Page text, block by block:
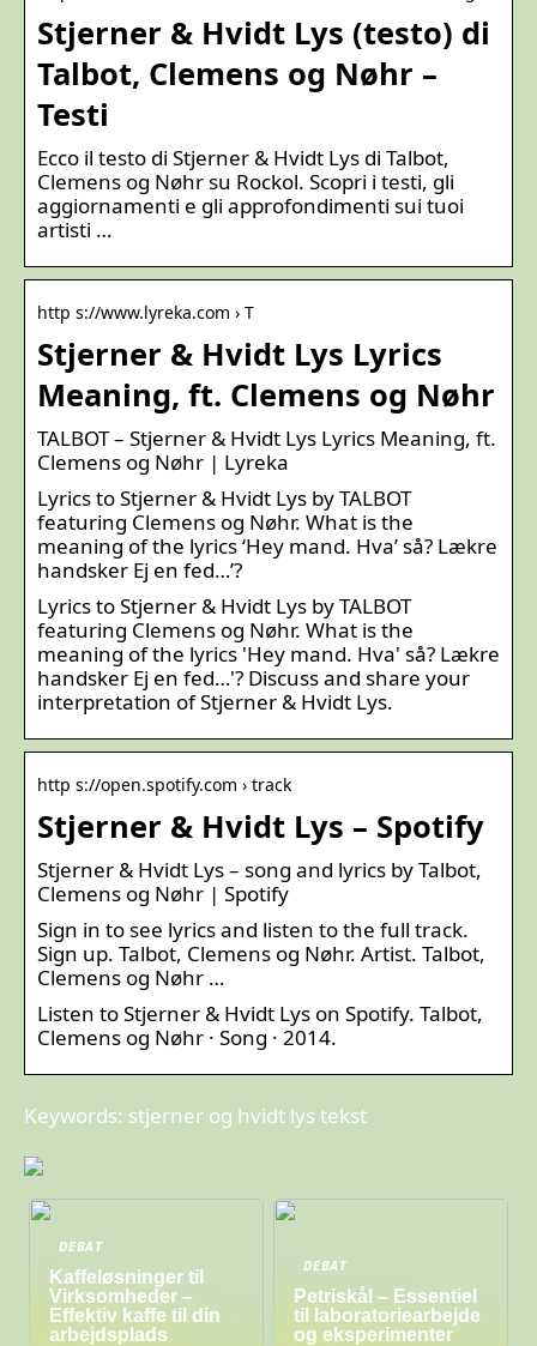
Stjerner & Hvidt Lys (testo) di
Talbot, Clemens og Nøhr –
Testi
Ecco il testo di Stjerner & Hvidt Lys di Talbot,
Clemens og Nøhr su Rockol. Scopri i testi, gli
aggiornamenti e gli approfondimenti sui tuoi
artisti …
http s://www.lyreka.com › T
Stjerner & Hvidt Lys Lyrics
Meaning, ft. Clemens og Nøhr
TALBOT – Stjerner & Hvidt Lys Lyrics Meaning, ft.
Clemens og Nøhr | Lyreka
Lyrics to Stjerner & Hvidt Lys by TALBOT
featuring Clemens og Nøhr. What is the
meaning of the lyrics ‘Hey mand. Hva’ så? Lækre
handsker Ej en fed…’?
Lyrics to Stjerner & Hvidt Lys by TALBOT
featuring Clemens og Nøhr. What is the
meaning of the lyrics 'Hey mand. Hva' så? Lækre
handsker Ej en fed…'? Discuss and share your
interpretation of Stjerner & Hvidt Lys.
http s://open.spotify.com › track
Stjerner & Hvidt Lys – Spotify
Stjerner & Hvidt Lys – song and lyrics by Talbot,
Clemens og Nøhr | Spotify
Sign in to see lyrics and listen to the full track.
Sign up. Talbot, Clemens og Nøhr. Artist. Talbot,
Clemens og Nøhr …
Listen to Stjerner & Hvidt Lys on Spotify. Talbot,
Clemens og Nøhr · Song · 2014.
Keywords: stjerner og hvidt lys tekst
DEBAT
Kaffeløsninger til
Virksomheder –
Effektiv kaffe til din
arbejdsplads
DEBAT
Petriskål – Essentiel
til laboratoriearbejde
og eksperimenter